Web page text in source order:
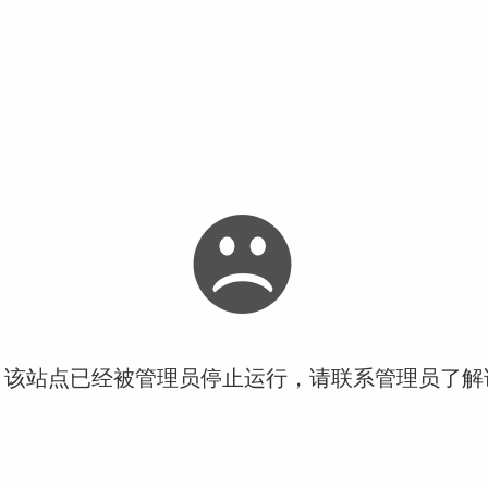
站点已经被管理员停止运行，请联系管理员了